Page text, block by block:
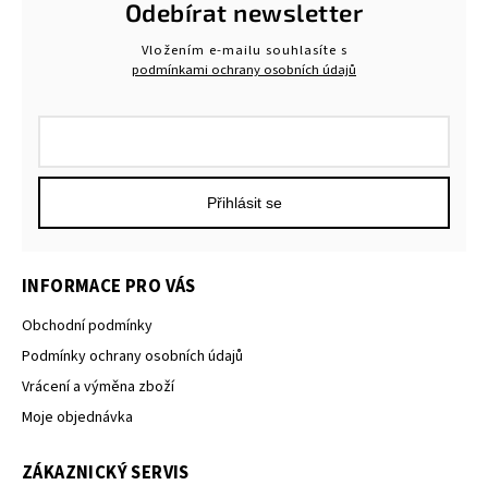
Odebírat newsletter
Vložením e-mailu souhlasíte s
podmínkami ochrany osobních údajů
Přihlásit se
INFORMACE PRO VÁS
Obchodní podmínky
Podmínky ochrany osobních údajů
Vrácení a výměna zboží
Moje objednávka
ZÁKAZNICKÝ SERVIS